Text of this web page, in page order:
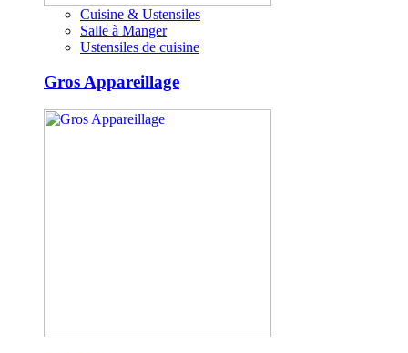
Cuisine & Ustensiles
Salle à Manger
Ustensiles de cuisine
Gros Appareillage